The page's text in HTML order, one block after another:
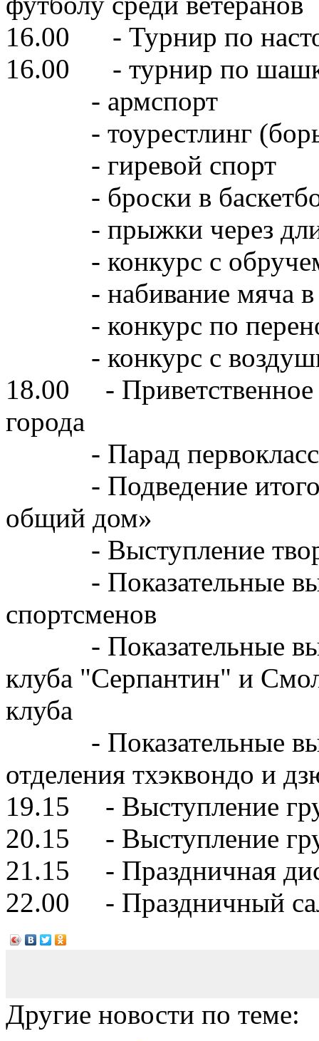
16.00 - Турнир по
16.00 - турнир по
- армспорт
- тоурестлинг
- гиревой спорт
- броски в
- прыжки через
- конкурс с
- набивание мяча в
- конкурс по
- конкурс с
18.00 - Приветственное
города
- Парад
- Подведение итогов
общий дом»
- Выступление
- Показательные
спортсменов
- Показательные
клуба "Серпантин" и
клуба
- Показательные
отделения тхэквондо и
19.15 - Выступление
20.15 - Выступление
21.15 - Праздничная
22.00 - Праздничный
Другие новости по теме: